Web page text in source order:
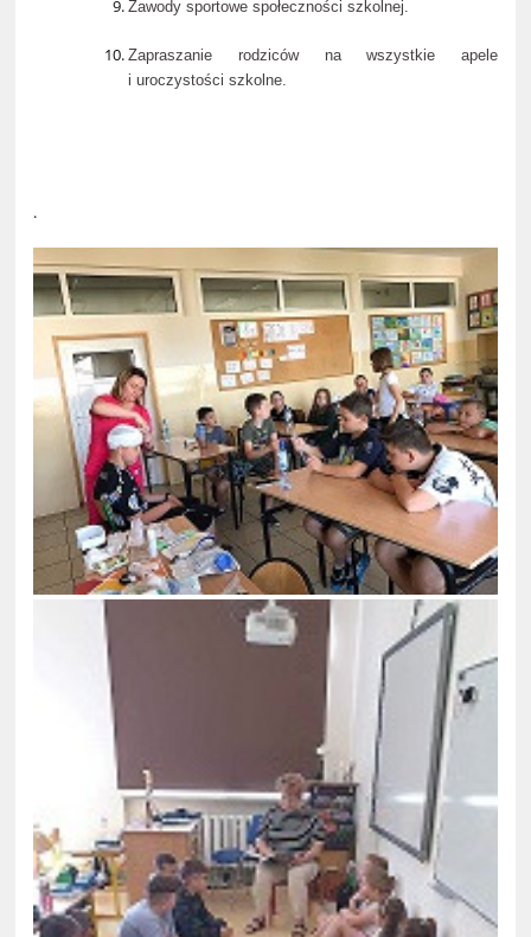
Zawody sportowe społeczności szkolnej.
Zapraszanie rodziców na wszystkie apele
i uroczystości szkolne.
.